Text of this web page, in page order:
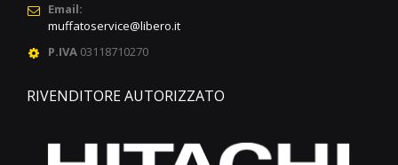
Email:
muffatoservice@libero.it
P.IVA 03118710270
RIVENDITORE AUTORIZZATO